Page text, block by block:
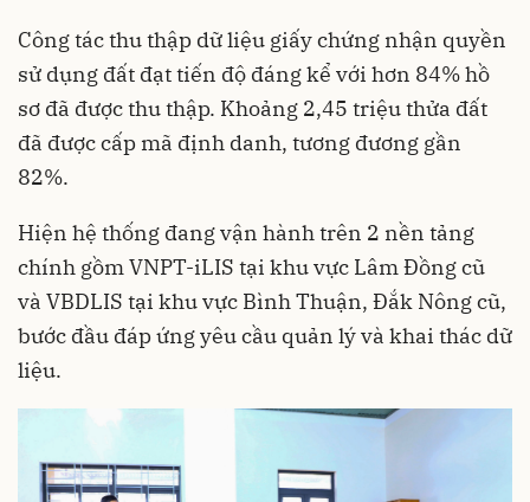
Công tác thu thập dữ liệu giấy chứng nhận quyền
sử dụng đất đạt tiến độ đáng kể với hơn 84% hồ
sơ đã được thu thập. Khoảng 2,45 triệu thửa đất
đã được cấp mã định danh, tương đương gần
82%.
Hiện hệ thống đang vận hành trên 2 nền tảng
chính gồm VNPT-iLIS tại khu vực Lâm Đồng cũ
và VBDLIS tại khu vực Bình Thuận, Đắk Nông cũ,
bước đầu đáp ứng yêu cầu quản lý và khai thác dữ
liệu.